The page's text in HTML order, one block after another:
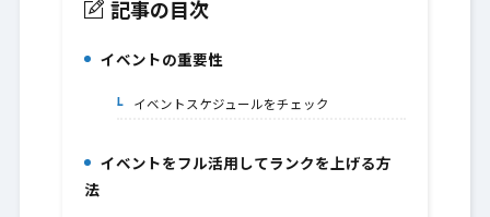
記事の目次
イベントの重要性
1-1.イベントスケジュールをチェック
イベントをフル活用してランクを上げる方
法